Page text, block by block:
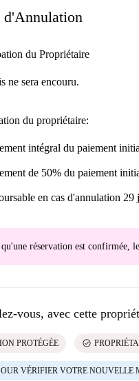
d'Annulation
du Propriétaire
ne sera encouru.
du propriétaire:
intégral du paiement
de 50% du paiement
en cas d'annulation
réservation est confirmée,
vous, avec cette
PROTÉGÉE check_circle
VÉRIFIER VOTRE NOUVELLE